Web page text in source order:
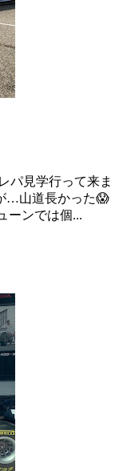
パ見学行って来ま
…山道長かった😱
ーンでは個...